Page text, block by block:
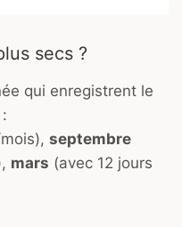
secs ?
qui enregistrent le
septembre
mars (avec 12 jours